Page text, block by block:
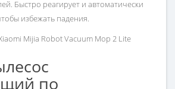
Быстро реагирует и автоматически
избежать падения.
по